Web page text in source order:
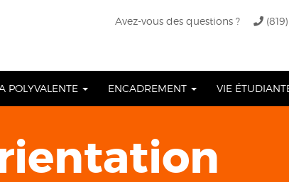
Avez-vous des questions ?
POLYVALENTE ENCADREMENT VIE